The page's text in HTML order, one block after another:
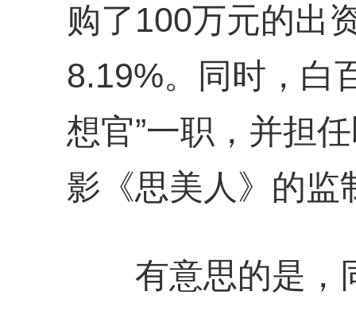
购了100万元的出
8.19%。同时，白
想官”一职，并担
影《思美人》的监
有意思的是，